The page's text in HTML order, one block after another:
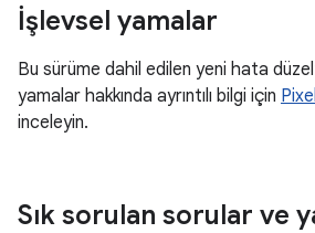
İşlevsel yamalar
Bu sürüme dahil edilen yeni hata
yamalar hakkında ayrıntılı bilgi için
inceleyin.
Sık sorulan sorular ve